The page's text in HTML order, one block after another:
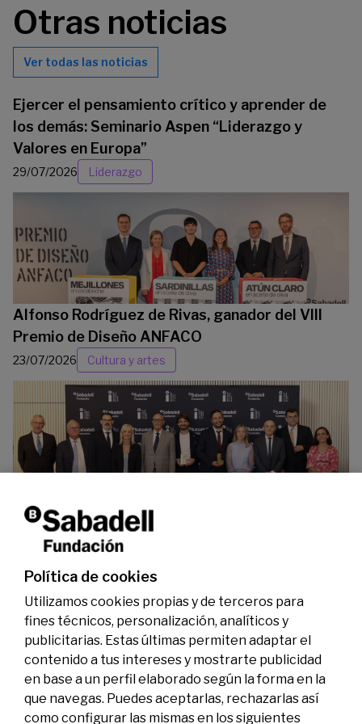
Otras noticias
Ver todas las noticias
Ejercer el pensamiento crítico y aprender de
los demás: Seminario Aspen “Liderazgo y
Valores en Europa”
29/07/2026 Liderazgo
Alfonso Rodríguez de Rivas, ganador del VIII
Premio de Diseño ANFACO
23/07/2026 Cultura y artes
La Fundación Banco Sabadell reconoce a dos
investigadores en los ámbitos de la edición del
genoma y la energía limpia
07/07/2026 Premios
Política de cookies
Utilizamos cookies propias y de terceros para
fines técnicos, personalización, analíticos y
publicitarias. Estas últimas permiten adaptar el
contenido a tus intereses y mostrarte publicidad
en base a un perfil elaborado según la forma en la
que navegas. Puedes aceptarlas, rechazarlas así
como configurar las mismas en los siguientes